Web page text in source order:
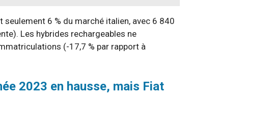
6 % du marché italien, avec 6 840
Les hybrides rechargeables ne
(-17,7 % par rapport à
2023 en hausse, mais Fiat